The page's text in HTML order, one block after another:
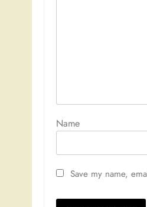
Save my name,